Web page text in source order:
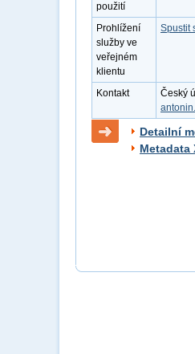
použití
Prohlížení
služby ve
veřejném
klientu
Spustit
Kontakt
Český
Detailní
Metadata